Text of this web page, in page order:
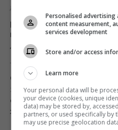
Диджитал
Природу в онлайн:
планируют создать
Telekritika
08.02.2019 10:49
Согласно данным News The
компании заключили
совместного создания
жизни дикой природы.
Personalised
content measurement,
services development
Store and/or access
Learn more
Your personal data will be
your device (cookies, unique
data) may be stored by,
partners, or used specifically by
may use precise geolocation